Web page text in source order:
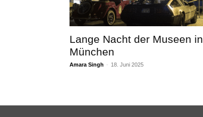
Lange Nacht der Museen in
München
Amara Singh - 18. Juni 2025